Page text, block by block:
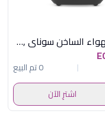
قلاية الهواء الساخن سوناي ,كوك ماستر برو , ديجيتال , 2000وات , 7 لتر , 8 برنامج للطهي , سلفير – MAR-711
0 تم البيع
اشترِ الآن